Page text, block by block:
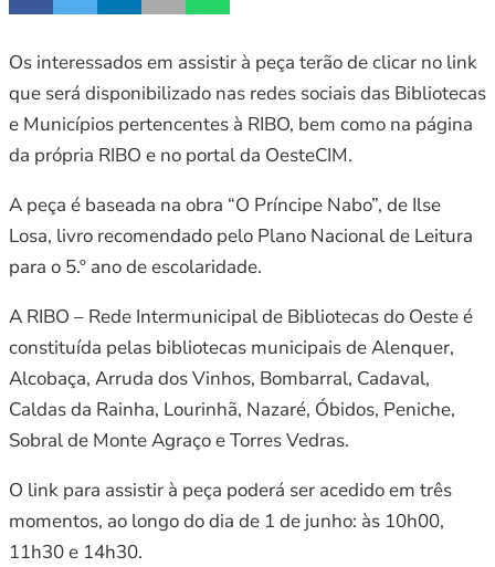
Os interessados em assistir à peça terão de clicar no link
que será disponibilizado nas redes sociais das Bibliotecas
e Municípios pertencentes à RIBO, bem como na página
da própria RIBO e no portal da OesteCIM.
A peça é baseada na obra “O Príncipe Nabo”, de Ilse
Losa, livro recomendado pelo Plano Nacional de Leitura
para o 5.º ano de escolaridade.
A RIBO – Rede Intermunicipal de Bibliotecas do Oeste é
constituída pelas bibliotecas municipais de Alenquer,
Alcobaça, Arruda dos Vinhos, Bombarral, Cadaval,
Caldas da Rainha, Lourinhã, Nazaré, Óbidos, Peniche,
Sobral de Monte Agraço e Torres Vedras.
O link para assistir à peça poderá ser acedido em três
momentos, ao longo do dia de 1 de junho: às 10h00,
11h30 e 14h30.